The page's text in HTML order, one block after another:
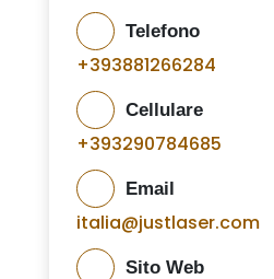
Telefono
+393881266284
Cellulare
+393290784685
Email
italia@justlaser.com
Sito Web